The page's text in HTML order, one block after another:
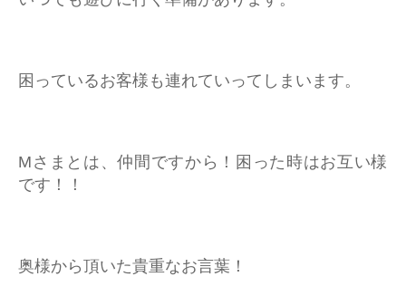
困っているお客様も連れていってしまいます。
Mさまとは、仲間ですから！困った時はお互い様
です！！
奥様から頂いた貴重なお言葉！